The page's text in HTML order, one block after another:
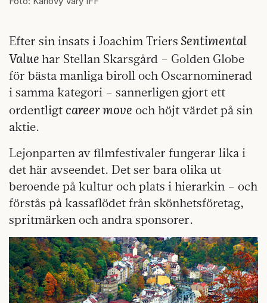
Efter sin insats i Joachim Triers Sentimental
Value har Stellan Skarsgård – Golden Globe
för bästa manliga biroll och Oscarnominerad
i samma kategori – sannerligen gjort ett
ordentligt career move och höjt värdet på sin
aktie.
Lejonparten av filmfestivaler fungerar lika i
det här avseendet. Det ser bara olika ut
beroende på kultur och plats i hierarkin – och
förstås på kassaflödet från skönhetsföretag,
spritmärken och andra sponsorer.